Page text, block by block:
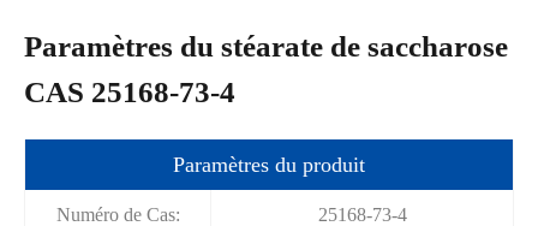
Paramètres du stéarate de saccharose
CAS 25168-73-4
Paramètres du produit
Numéro de Cas: 25168-73-4